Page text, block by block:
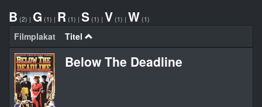
B (2) | G (1) | R (1) | S (1) | V (1) | W (1)
Filmplakat Titel
Below The Deadline